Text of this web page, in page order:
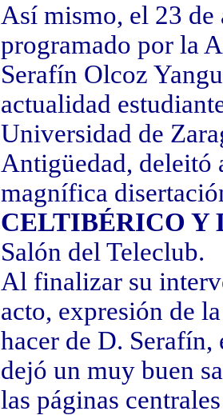
Así mismo, el 23 de
programado por la
Serafín Olcoz
actualidad
Universidad de
Antigüedad, deleitó
magnífica
CELTIBÉRICO Y
Salón del Teleclub.
Al finalizar su
acto, expresión de
hacer de D. Serafín,
dejó un muy buen
las páginas